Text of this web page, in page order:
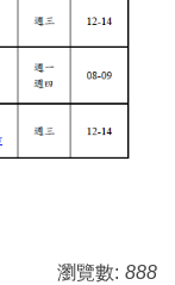
瀏覽數: 888